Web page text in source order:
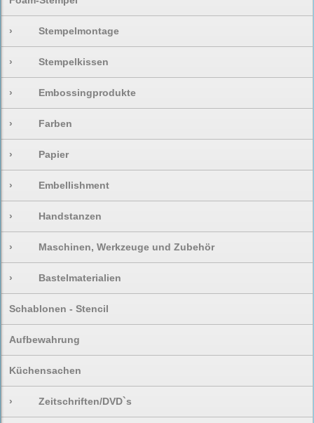
› Stempelmontage
› Stempelkissen
› Embossingprodukte
› Farben
› Papier
› Embellishment
› Handstanzen
› Maschinen, Werkzeuge und Zubehör
› Bastelmaterialien
Schablonen - Stencil
Aufbewahrung
Küchensachen
› Zeitschriften/DVD`s